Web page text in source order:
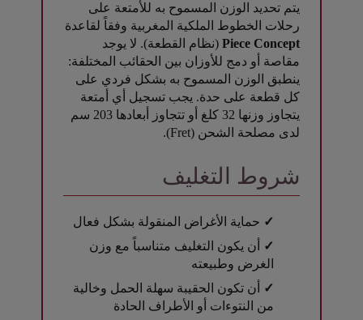
يتم تحديد الوزن المسموح به للأمتعة على
رحلات الخطوط الملكية المغربية وفقاً لقاعدة
Piece Concept(نظام القطعة). لا يوجد
مقاصة أو دمج للأوزان بين الحقائب المختلفة:
ينطبق الوزن المسموح به بشكل فردي على
كل قطعة على حدة. يجب تسجيل أي أمتعة
يتجاوز وزنها 32 كلغ أو تتجاوز أبعادها 203 سم
لدى مصلحة الشحن (Fret).
شروط التغليف
✓ حماية الأغراض المنقولة بشكل فعال
✓ أن يكون التغليف متناسباً مع وزن
الغرض وطبيعته
✓ أن تكون الحقيبة سهلة الحمل وخالية
من النتوءات أو الأطراف الحادة